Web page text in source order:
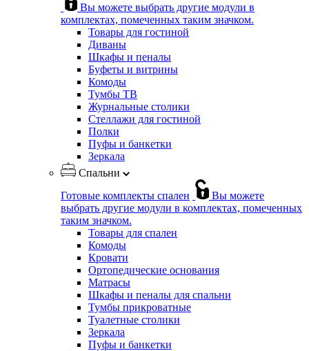
Вы можете выбрать другие модули в
комплектах, помеченных таким значком.
Товары для гостиной
Диваны
Шкафы и пеналы
Буфеты и витрины
Комоды
Тумбы ТВ
Журнальные столики
Стеллажи для гостиной
Полки
Пуфы и банкетки
Зеркала
Спальни
Готовые комплекты спален
Вы можете
выбрать другие модули в комплектах, помеченных
таким значком.
Товары для спален
Комоды
Кровати
Ортопедические основания
Матрасы
Шкафы и пеналы для спальни
Тумбы прикроватные
Туалетные столики
Зеркала
Пуфы и банкетки